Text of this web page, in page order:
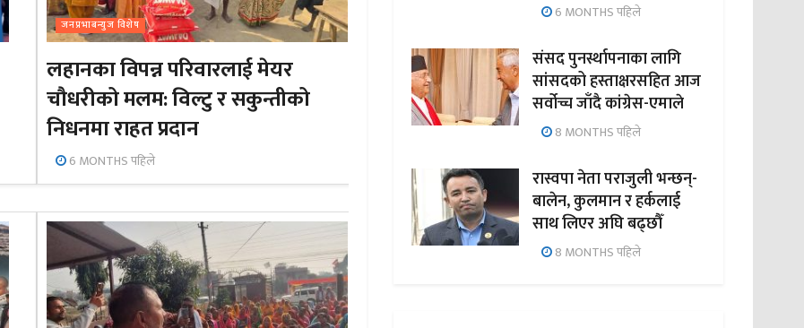
जनप्रभाबन्युज विशेष
लहानका विपन्न परिवारलाई मेयर
चौधरीको मलम: विल्टु र सकुन्तीको
निधनमा राहत प्रदान
6 MONTHS पहिले
6 MONTHS पहिले
संसद पुनर्स्थापनाका लागि
सांसदको हस्ताक्षरसहित आज
सर्वोच्च जाँदै कांग्रेस-एमाले
8 MONTHS पहिले
रास्वपा नेता पराजुली भन्छन्-
बालेन, कुलमान र हर्कलाई
साथ लिएर अघि बढ्छौँ
8 MONTHS पहिले